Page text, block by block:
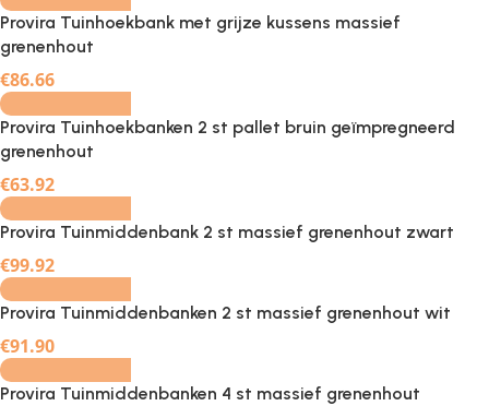
Provira Tuinhoekbank met grijze kussens massief
grenenhout
€86.66
-
Provira Tuinhoekbanken 2 st pallet bruin geïmpregneerd
grenenhout
€63.92
-
Provira Tuinmiddenbank 2 st massief grenenhout zwart
€99.92
- +
Provira Tuinmiddenbanken 2 st massief grenenhout wit
€91.90
- +
Provira Tuinmiddenbanken 4 st massief grenenhout